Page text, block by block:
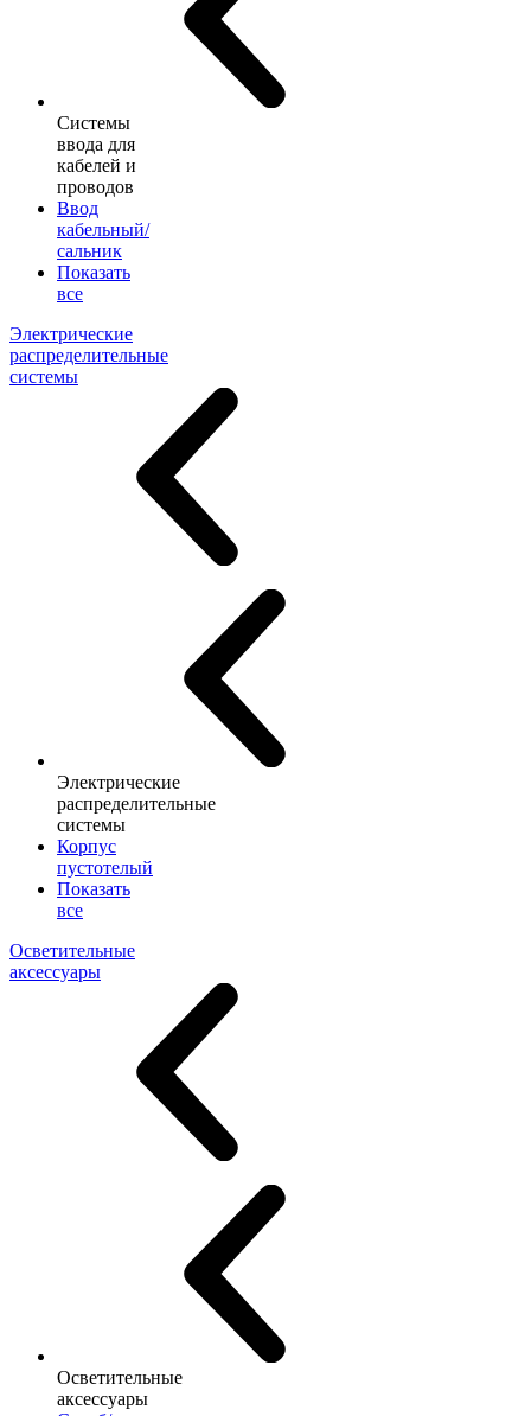
Системы
ввода для
кабелей и
проводов
Ввод
кабельный/
сальник
Показать
все
Электрические
распределительные
системы
Электрические
распределительные
системы
Корпус
пустотелый
Показать
все
Осветительные
аксессуары
Осветительные
аксессуары